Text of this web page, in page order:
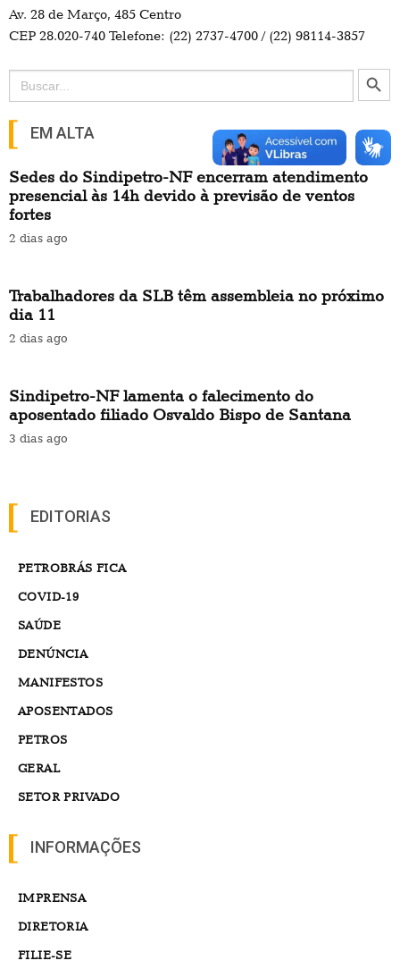
Av. 28 de Março, 485 Centro
CEP 28.020-740 Telefone: (22) 2737-4700 / (22) 98114-3857
Search
for:
Search Button
EM ALTA
Sedes do Sindipetro-NF encerram atendimento
presencial às 14h devido à previsão de ventos
fortes
2 dias ago
Trabalhadores da SLB têm assembleia no próximo
dia 11
2 dias ago
Sindipetro-NF lamenta o falecimento do
aposentado filiado Osvaldo Bispo de Santana
3 dias ago
EDITORIAS
PETROBRÁS FICA
COVID-19
SAÚDE
DENÚNCIA
MANIFESTOS
APOSENTADOS
PETROS
GERAL
SETOR PRIVADO
INFORMAÇÕES
IMPRENSA
DIRETORIA
FILIE-SE